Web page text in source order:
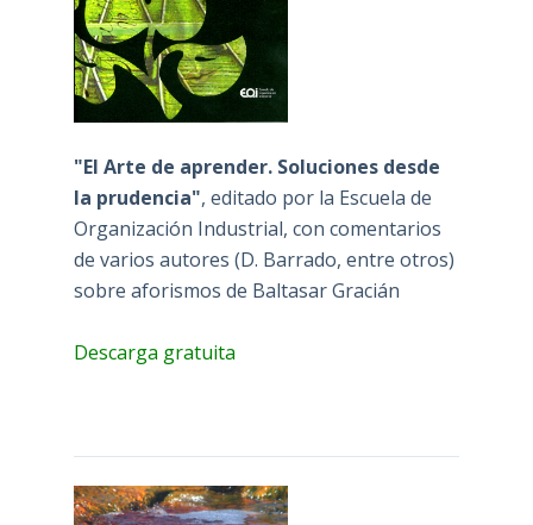
"El Arte de aprender. Soluciones desde
la prudencia", editado por la Escuela de
Organización Industrial, con comentarios
de varios autores (D. Barrado, entre otros)
sobre aforismos de Baltasar Gracián
Descarga gratuita